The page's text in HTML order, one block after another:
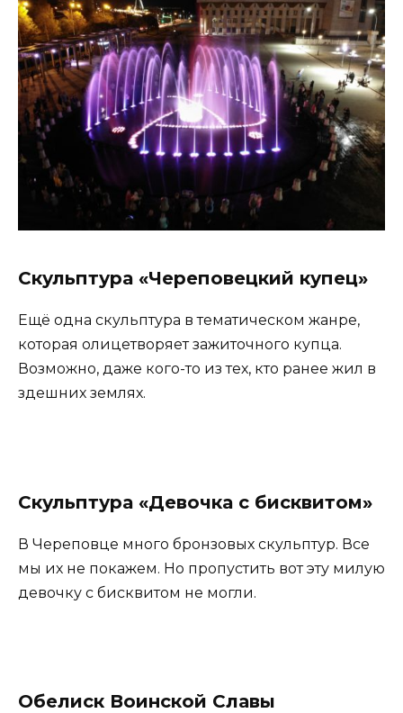
Скульптура «Череповецкий купец»
Ещё одна скульптура в тематическом жанре,
которая олицетворяет зажиточного купца.
Возможно, даже кого-то из тех, кто ранее жил в
здешних землях.
Скульптура «Девочка с бисквитом»
В Череповце много бронзовых скульптур. Все
мы их не покажем. Но пропустить вот эту милую
девочку с бисквитом не могли.
Обелиск Воинской Славы